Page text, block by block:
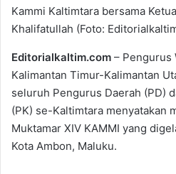
Kammi Kaltimtara bersama
Khalifatullah (Foto:
Editorialkaltim.com – Pengurus
Kalimantan Timur-Kalimantan
seluruh Pengurus Daerah (PD)
(PK) se-Kaltimtara menyatakan
Muktamar XIV KAMMI yang
Kota Ambon, Maluku.